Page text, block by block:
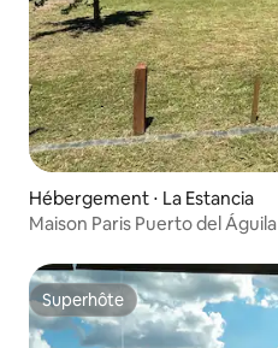
Hébergement ⋅ La Estancia
Maison Paris Puerto del Águila
Superhôte
Superhôte